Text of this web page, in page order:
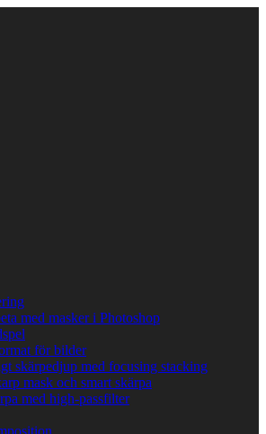
med masker i Photoshop
för bilder
skärpedjup med focusing stacking
mask och smart skärpa
med high-passfilter